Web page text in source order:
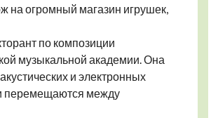
на огромный магазин игрушек,
по композиции
музыкальной академии. Она
и электронных
перемещаются между